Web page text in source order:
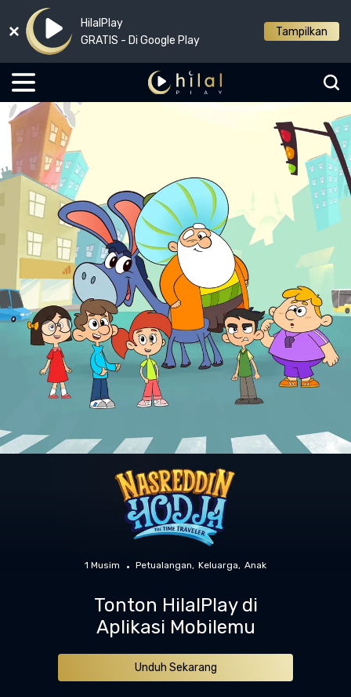
HilalPlay
GRATIS - Di Google Play
Tampilkan
1 Musim Petualangan Keluarga Anak
Tonton HilalPlay di
Aplikasi Mobilemu
Unduh Sekarang